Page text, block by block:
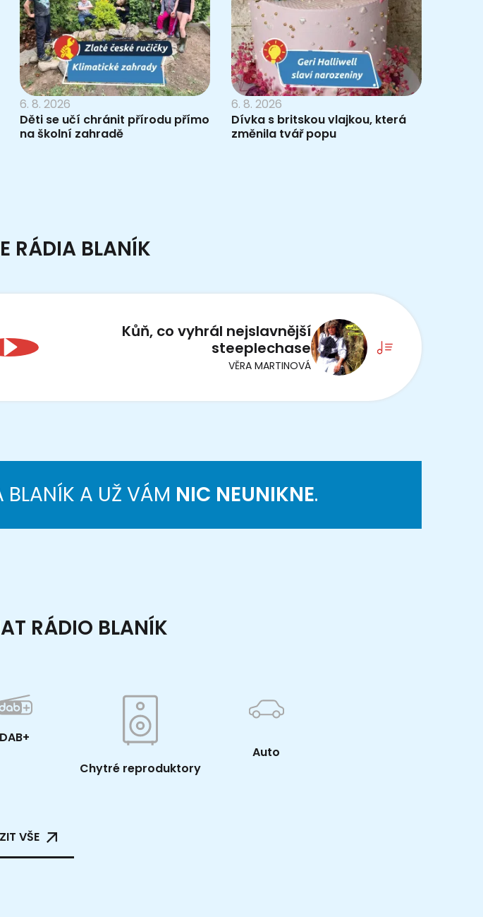
6. 8. 2026
Děti se učí chránit přírodu přímo
na školní zahradě
6. 8. 2026
Dívka s britskou vlajkou, která
změnila tvář popu
RÁDIA BLANÍK
Kůň, co vyhrál nejslavnější
steeplechase
VĚRA MARTINOVÁ
BLANÍK A UŽ VÁM NIC NEUNIKNE.
RÁDIO BLANÍK
DAB+
Chytré reproduktory
Auto
VŠE